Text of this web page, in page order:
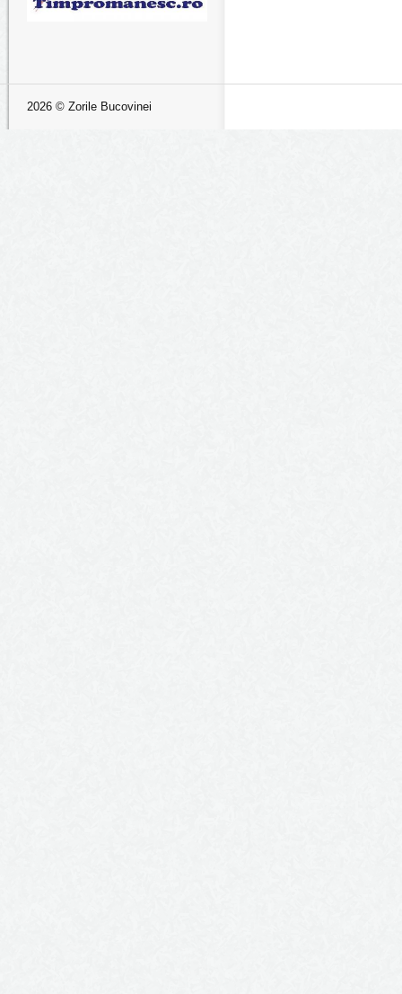
2026 © Zorile Bucovinei